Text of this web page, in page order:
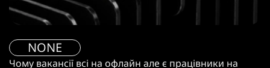
NONE
Чому вакансії всі на офлайн але є працівники на